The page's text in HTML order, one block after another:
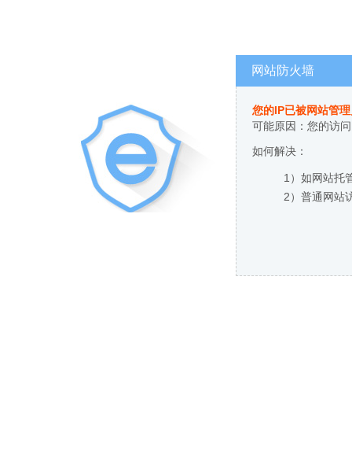
网站防火墙
您的IP已被网站管
可能原因：您的访
如何解决：
1）如网站托
2）普通网站